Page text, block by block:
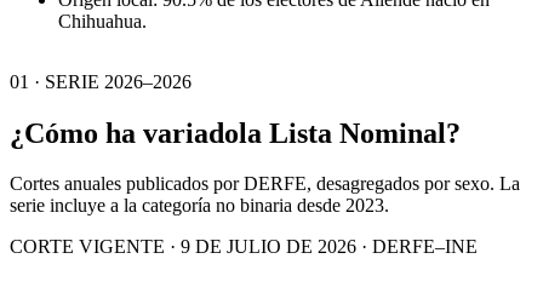
Chihuahua.
01 · SERIE 2026–2026
¿Cómo ha variadola Lista Nominal?
Cortes anuales publicados por DERFE, desagregados por sexo. La
serie incluye a la categoría no binaria desde 2023.
CORTE VIGENTE · 9 DE JULIO DE 2026 · DERFE–INE